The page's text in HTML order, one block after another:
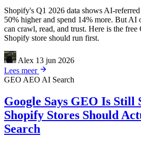
Shopify's Q1 2026 data shows AI-
50% higher and spend 14% more. But AI
can crawl, read, and trust. Here is the
Shopify store should run first.
Alex 13 jun 2026
Lees meer
GEO AEO AI Search
Google Says GEO Is Still
Shopify Stores Should
Search